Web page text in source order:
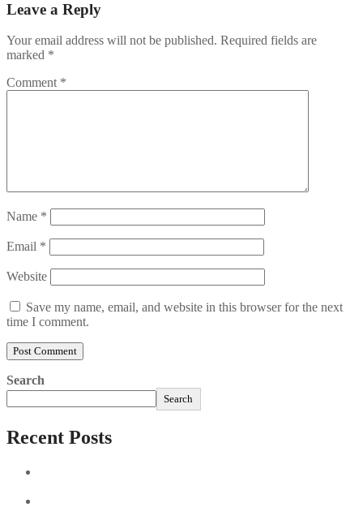
Leave a Reply
Your email address will not be published. Required fields are
marked *
Comment *
Name *
Email *
Website
Save my name, email, and website in this browser for the next
time I comment.
Search
Search
Recent Posts